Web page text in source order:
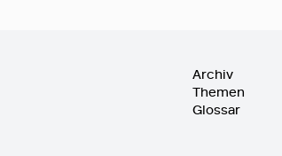
Archiv
Themen
Glossar